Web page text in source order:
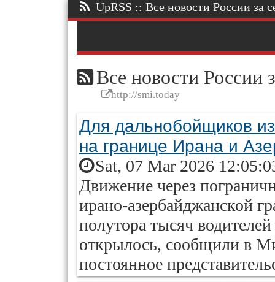
UpRSS :: Все новости России за
Все новости России
http://smi.today
Для дальнобойщиков
на границе Ирана и
Sat, 07 Mar 2026
Движение через
ирано-азербайджанской
полутора тысяч
открылось, сообщили в
постоянное